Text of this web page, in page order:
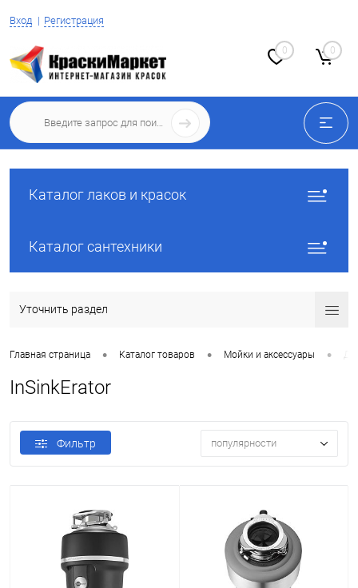
Вход Регистрация
0 0
Каталог лаков и красок
Каталог сантехники
Уточнить раздел
Главная страница • Каталог товаров • Мойки и аксессуары •
InSinkErator
Фильтр популярности